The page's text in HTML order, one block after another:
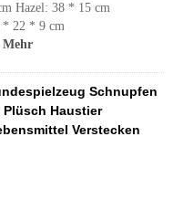
Hazel: 38 * 15 cm
* 22 * ​​9 cm
Mehr
Schnupfen
Haustier
Verstecken